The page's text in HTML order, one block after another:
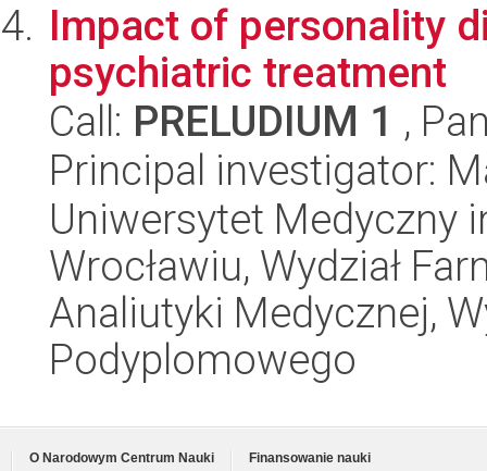
Impact of personality
psychiatric treatment
Call: PRELUDIUM 1 ,
Principal investigator:
Uniwersytet Medyczny
Wrocławiu, Wydział
Analiutyki Medycznej,
Podyplomowego
O Narodowym Centrum Nauki
Finansowanie nauki